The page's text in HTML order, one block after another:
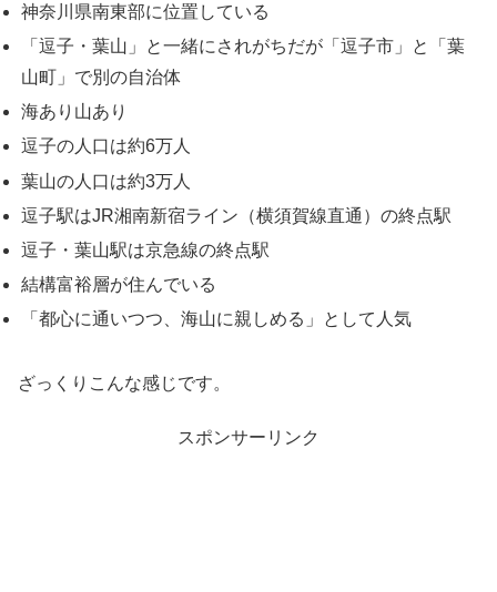
神奈川県南東部に位置している
「逗子・葉山」と一緒にされがちだが「逗子市」と「葉
山町」で別の自治体
海あり山あり
逗子の人口は約6万人
葉山の人口は約3万人
逗子駅はJR湘南新宿ライン（横須賀線直通）の終点駅
逗子・葉山駅は京急線の終点駅
結構富裕層が住んでいる
「都心に通いつつ、海山に親しめる」として人気
ざっくりこんな感じです。
スポンサーリンク